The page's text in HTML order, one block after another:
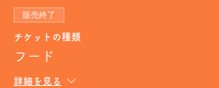
販売終了
チケットの種類
フード
詳細を見る